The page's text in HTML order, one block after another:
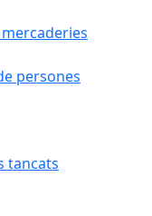
persones
tancats